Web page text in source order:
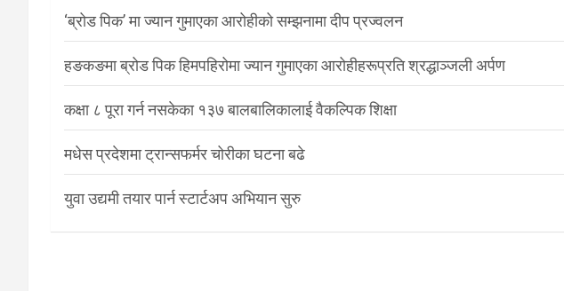
‘ब्रोड पिक’ मा ज्यान गुमाएका आरोहीको सम्झनामा दीप प्रज्वलन
हङकङमा ब्रोड पिक हिमपहिरोमा ज्यान गुमाएका आरोहीहरूप्रति श्रद्धाञ्जली अर्पण
कक्षा ८ पूरा गर्न नसकेका १३७ बालबालिकालाई वैकल्पिक शिक्षा
मधेस प्रदेशमा ट्रान्सफर्मर चोरीका घटना बढे
युवा उद्यमी तयार पार्न स्टार्टअप अभियान सुरु